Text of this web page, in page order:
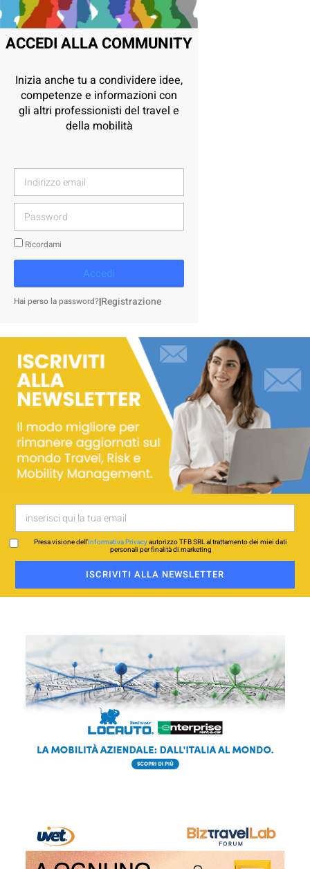
ACCEDI ALLA COMMUNITY
Inizia anche tu a condividere idee,
competenze e informazioni con
gli altri professionisti del travel e
della mobilità
Ricordami
Accedi
Hai perso la password?|Registrazione
Presa visione dell’Informativa Privacyautorizzo TFB SRL al trattamento dei miei dati
personali per finalità di marketing
ISCRIVITI ALLA NEWSLETTER